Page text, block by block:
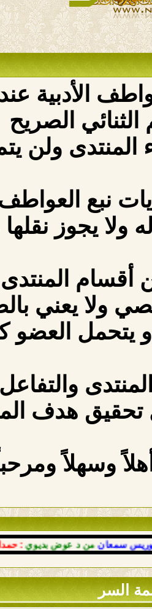
الأدبية
الصريح
ولن
نبع العواطف
ولا يجوز
المنتدى
ولا يعني
العضو
هدف
وسهلاً
سمعان من د عوض بديوي : حمدا
السر